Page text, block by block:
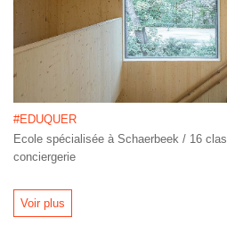
#EDUQUER
Ecole spécialisée à Schaerbeek / 16
conciergerie
Voir plus